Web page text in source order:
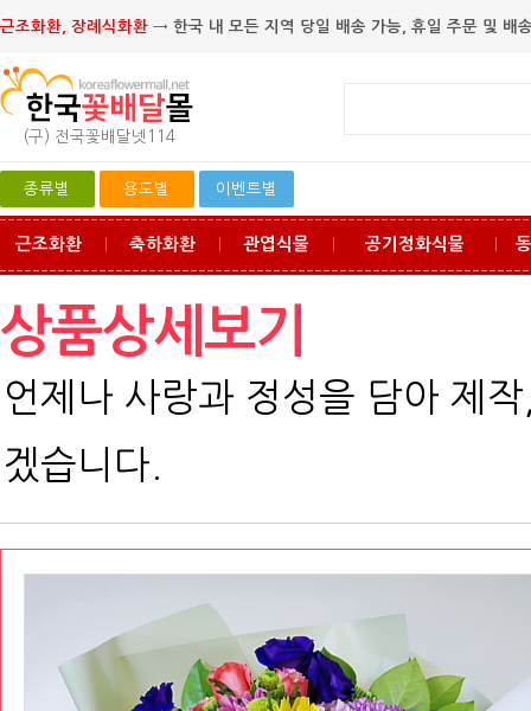
근조화환, 장례식화환 → 한국 내 모든 지역 당일 배송 가능, 휴일 주문 및 배
(구) 전국꽃배달넷114
종류별 용도별 이벤트별
근조화환 축하화환 관엽식물 공기정화식물
상품상세보기
언제나 사랑과 정성을 담아 제
겠습니다.